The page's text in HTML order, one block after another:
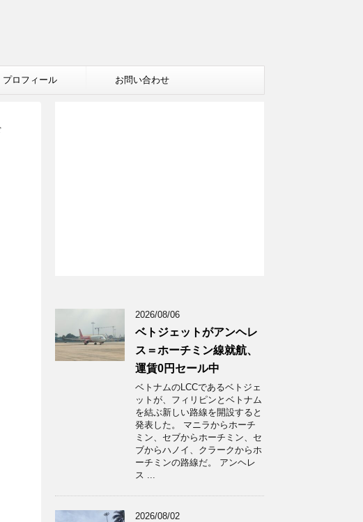
プロフィール お問い合わせ
2026/08/06
ベトジェットがアンヘレ
ス＝ホーチミン線就航、
運賃0円セール中
ベトナムのLCCであるベトジェ
ットが、フィリピンとベトナム
を結ぶ新しい路線を開設すると
発表した。 マニラからホーチ
ミン、セブからホーチミン、セ
ブからハノイ、クラークからホ
ーチミンの路線だ。 アンヘレ
ス ...
2026/08/02